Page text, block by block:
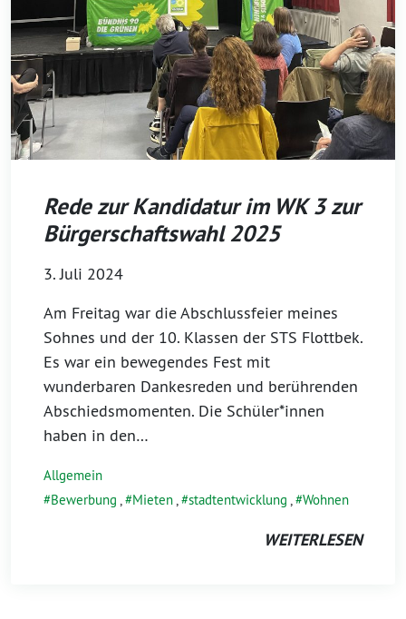
Rede zur Kandidatur im WK 3 zur
Bürgerschaftswahl 2025
3. Juli 2024
Am Freitag war die Abschlussfeier meines
Sohnes und der 10. Klassen der STS Flottbek.
Es war ein bewegendes Fest mit
wunderbaren Dankesreden und berührenden
Abschiedsmomenten. Die Schüler*innen
haben in den…
Allgemein
Bewerbung
Mieten stadtentwicklung Wohnen
WEITERLESEN